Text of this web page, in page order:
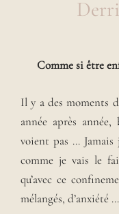
Comme si être
Il y a des moments
année après
voient pas … Jamais
comme je vais le
qu’avec ce
mélangés, d’anxiété …